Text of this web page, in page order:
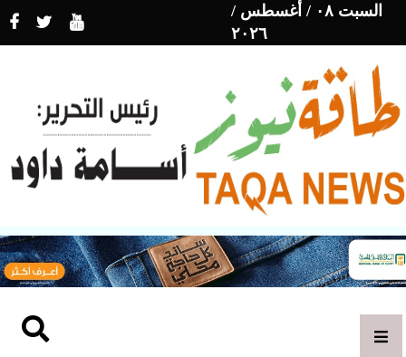
السبت ٠٨ / أغسطس /
٢٠٢٦